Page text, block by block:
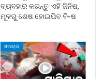
ବ୍ୟବହାର କରନ୍ତୁ ଏହି ଜିନିଷ,
ମୂଳରୁ ଶେଷ ହୋଇଯିବ ବି-ଷ
ସମାଚାର